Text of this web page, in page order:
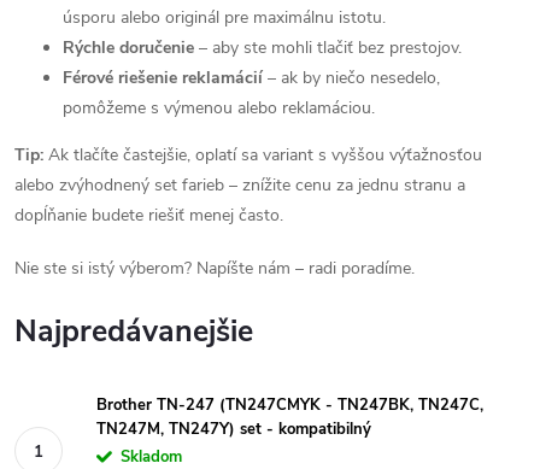
úsporu alebo originál pre maximálnu istotu.
Rýchle doručenie – aby ste mohli tlačiť bez prestojov.
Férové riešenie reklamácií – ak by niečo nesedelo,
pomôžeme s výmenou alebo reklamáciou.
Tip: Ak tlačíte častejšie, oplatí sa variant s vyššou výťažnosťou
alebo zvýhodnený set farieb – znížite cenu za jednu stranu a
dopĺňanie budete riešiť menej často.
Nie ste si istý výberom? Napíšte nám – radi poradíme.
Najpredávanejšie
Brother TN-247 (TN247CMYK - TN247BK, TN247C,
TN247M, TN247Y) set - kompatibilný
Skladom